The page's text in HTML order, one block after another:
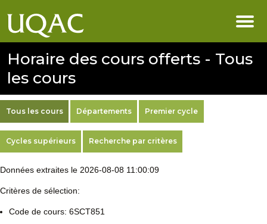
Horaire des cours offerts - Tous
les cours
Tous les cours Départements Premier cycle
Cycles supérieurs Recherche par critères
Données extraites le 2026-08-08 11:00:09
Critères de sélection:
Code de cours: 6SCT851